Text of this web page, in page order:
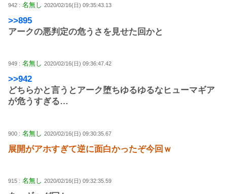
942 : 名無し 2020/02/16(日) 09:35:43.13
>>895
アークの悪判定の危うさを見せた回かと
949 : 名無し 2020/02/16(日) 09:36:47.42
>>942
どちらかと言うとアーク堕ちゆるゆるなヒューマギア
が危うすぎる…
900 : 名無し 2020/02/16(日) 09:30:35.67
展開がアホすぎて逆に面白かったぞ今回ｗ
915 : 名無し 2020/02/16(日) 09:32:35.59